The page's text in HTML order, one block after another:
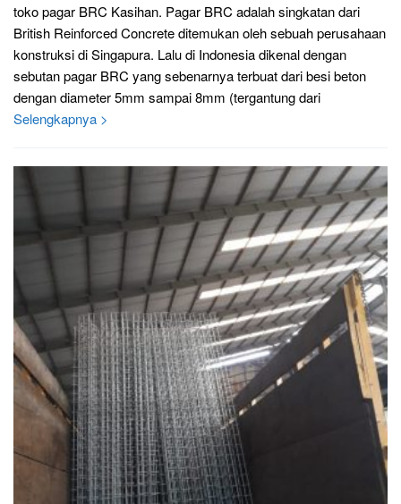
toko pagar BRC Kasihan. Pagar BRC adalah singkatan dari
British Reinforced Concrete ditemukan oleh sebuah perusahaan
konstruksi di Singapura. Lalu di Indonesia dikenal dengan
sebutan pagar BRC yang sebenarnya terbuat dari besi beton
dengan diameter 5mm sampai 8mm (tergantung dari
Selengkapnya >